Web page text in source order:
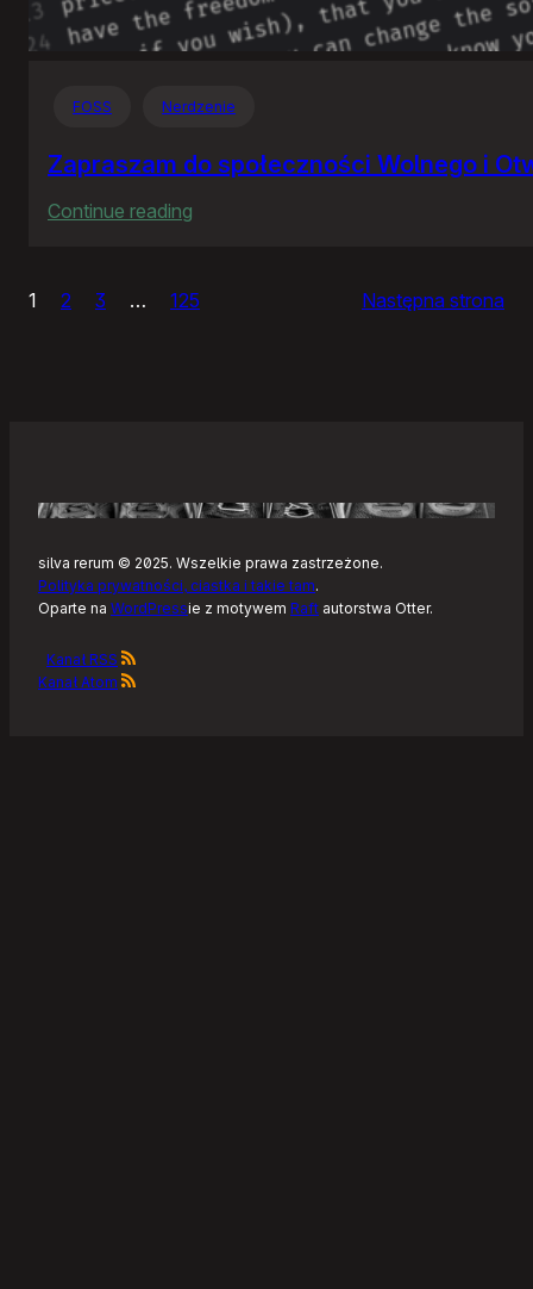
FOSS Nerdzenie
Zapraszam do społeczności Wolnego i
Continue reading
społeczności
1 2 3 … 125 Następna strona
silva rerum © 2025. Wszelkie prawa zastrzeżone.
Polityka prywatności, ciastka i takie tam.
Oparte na WordPressie z motywem Raft autorstwa Otter.
Kanał RSS
Kanał Atom